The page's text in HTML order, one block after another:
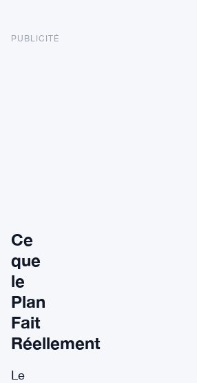
PUBLICITÉ
Ce
que
le
Plan
Fait
Réellement
Le